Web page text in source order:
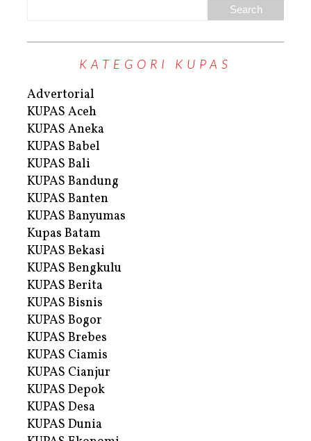
KATEGORI KUPAS
Advertorial
KUPAS Aceh
KUPAS Aneka
KUPAS Babel
KUPAS Bali
KUPAS Bandung
KUPAS Banten
KUPAS Banyumas
Kupas Batam
KUPAS Bekasi
KUPAS Bengkulu
KUPAS Berita
KUPAS Bisnis
KUPAS Bogor
KUPAS Brebes
KUPAS Ciamis
KUPAS Cianjur
KUPAS Depok
KUPAS Desa
KUPAS Dunia